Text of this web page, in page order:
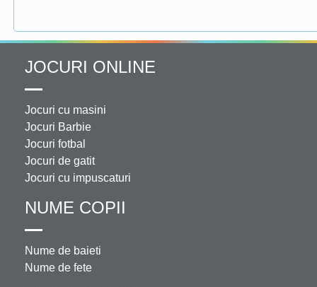
JOCURI ONLINE
Jocuri cu masini
Jocuri Barbie
Jocuri fotbal
Jocuri de gatit
Jocuri cu impuscaturi
NUME COPII
Nume de baieti
Nume de fete